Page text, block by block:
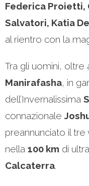
Federica Proietti,
Salvatori, Katia
al rientro con la
Tra gli uomini, oltre
Manirafasha, in
dell’Invernalissima
connazionale
preannunciato il
nella 100 km di
Calcaterra.